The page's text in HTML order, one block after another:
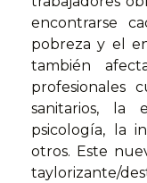
encontrarse
pobreza y el
también
profesionales
sanitarios, la
psicología, la
otros. Este
taylorizante/